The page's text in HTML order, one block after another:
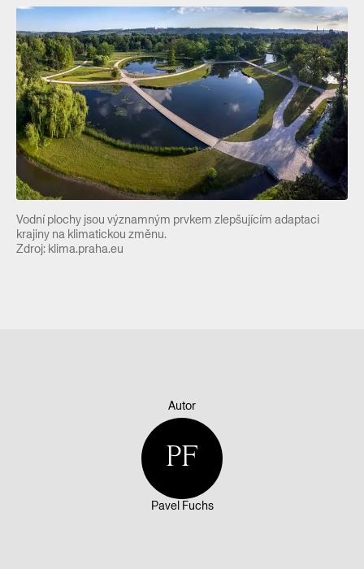
Vodní plochy jsou významným prvkem zlepšujícím adaptaci
krajiny na klimatickou změnu.
Zdroj: klima.praha.eu
Autor
PF
Pavel Fuchs